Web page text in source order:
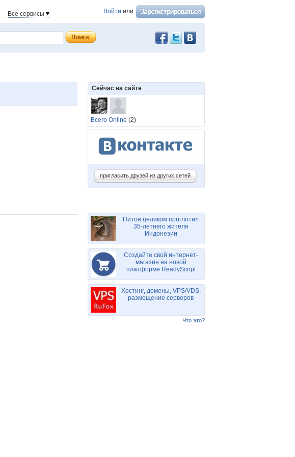
Войти или
Все сервисы
Сейчас на сайте
Всего Online (2)
пригласить друзей из других сетей
Питон целиком проглотил
35-летнего жителя
Индонезии
Создайте свой интернет-
магазин на новой
платформе ReadyScript
Хостинг, домены, VPS/VDS,
размещение серверов
Что это?